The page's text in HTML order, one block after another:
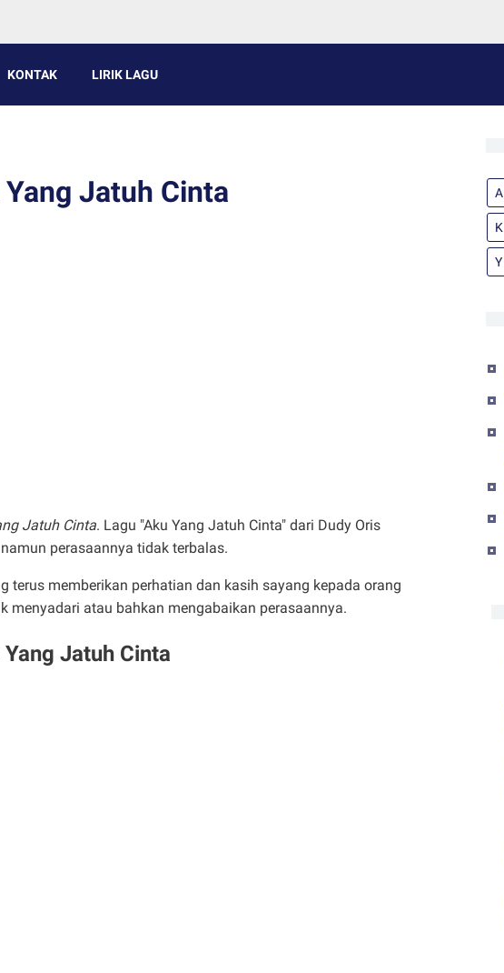
KONTAK LIRIK LAGU
Jatuh Cinta
Jatuh Cinta. Lagu "Aku Yang Jatuh Cinta" dari Dudy Oris
perasaannya tidak terbalas.
terus memberikan perhatian dan kasih sayang kepada orang
menyadari atau bahkan mengabaikan perasaannya.
Jatuh Cinta
A
K
Y